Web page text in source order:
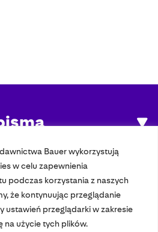
Bauer wykorzystują
w celu zapewnienia
podczas korzystania z naszych
że kontynuując przeglądanie
ustawień przeglądarki w zakresie
na użycie tych plików.
All Rights Reserved.
Wydawca EMFA